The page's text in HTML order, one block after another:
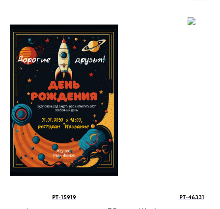
PT-15919 PT-46331